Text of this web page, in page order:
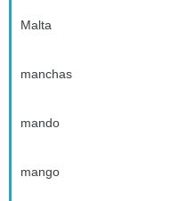
Malta
manchas
mando
mango